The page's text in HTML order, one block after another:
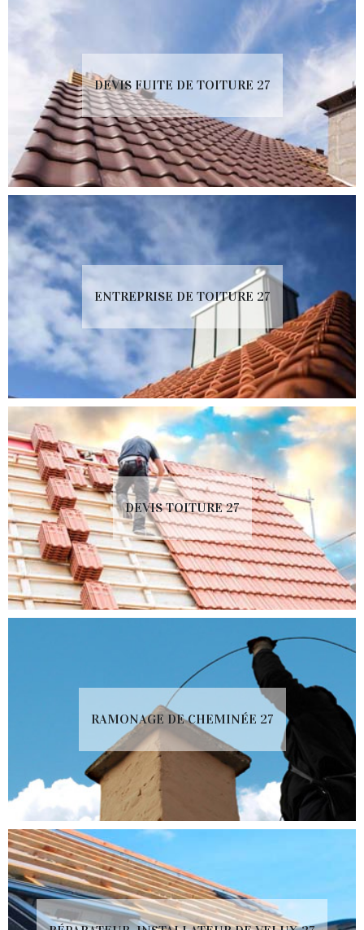
DEVIS FUITE DE TOITURE 27
ENTREPRISE DE TOITURE 27
DEVIS TOITURE 27
RAMONAGE DE CHEMINÉE 27